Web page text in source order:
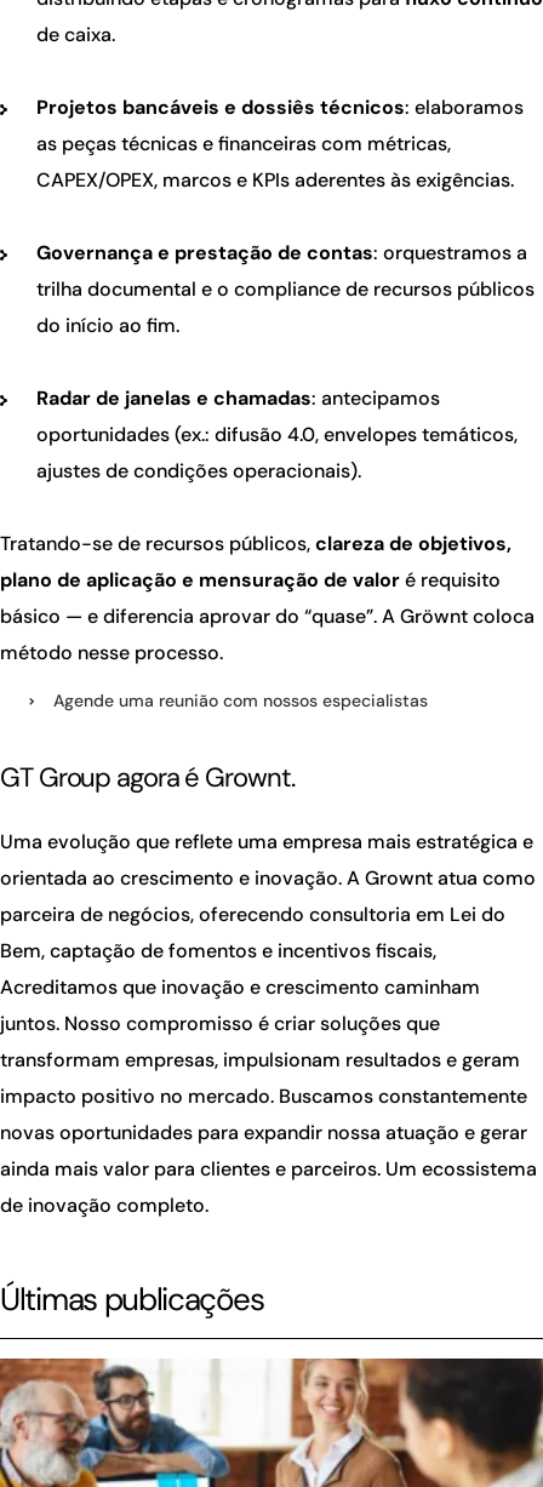
de caixa.
Projetos bancáveis e dossiês técnicos: elaboramos
as peças técnicas e financeiras com métricas,
CAPEX/OPEX, marcos e KPIs aderentes às exigências.
Governança e prestação de contas: orquestramos a
trilha documental e o compliance de recursos públicos
do início ao fim.
Radar de janelas e chamadas: antecipamos
oportunidades (ex.: difusão 4.0, envelopes temáticos,
ajustes de condições operacionais).
Tratando-se de recursos públicos,clareza de objetivos,
plano de aplicação e mensuração de valoré requisito
básico — e diferencia aprovar do “quase”. A Gröwnt coloca
método nesse processo.
Agende uma reunião com nossos especialistas
GT Group agora é Grownt.
Uma evolução que reflete uma empresa mais estratégica e
orientada ao crescimento e inovação. A Grownt atua como
parceira de negócios, oferecendo consultoria em Lei do
Bem, captação de fomentos e incentivos fiscais,
Acreditamos que inovação e crescimento caminham
juntos. Nosso compromisso é criar soluções que
transformam empresas, impulsionam resultados e geram
impacto positivo no mercado. Buscamos constantemente
novas oportunidades para expandir nossa atuação e gerar
ainda mais valor para clientes e parceiros. Um ecossistema
de inovação completo.
Últimas publicações